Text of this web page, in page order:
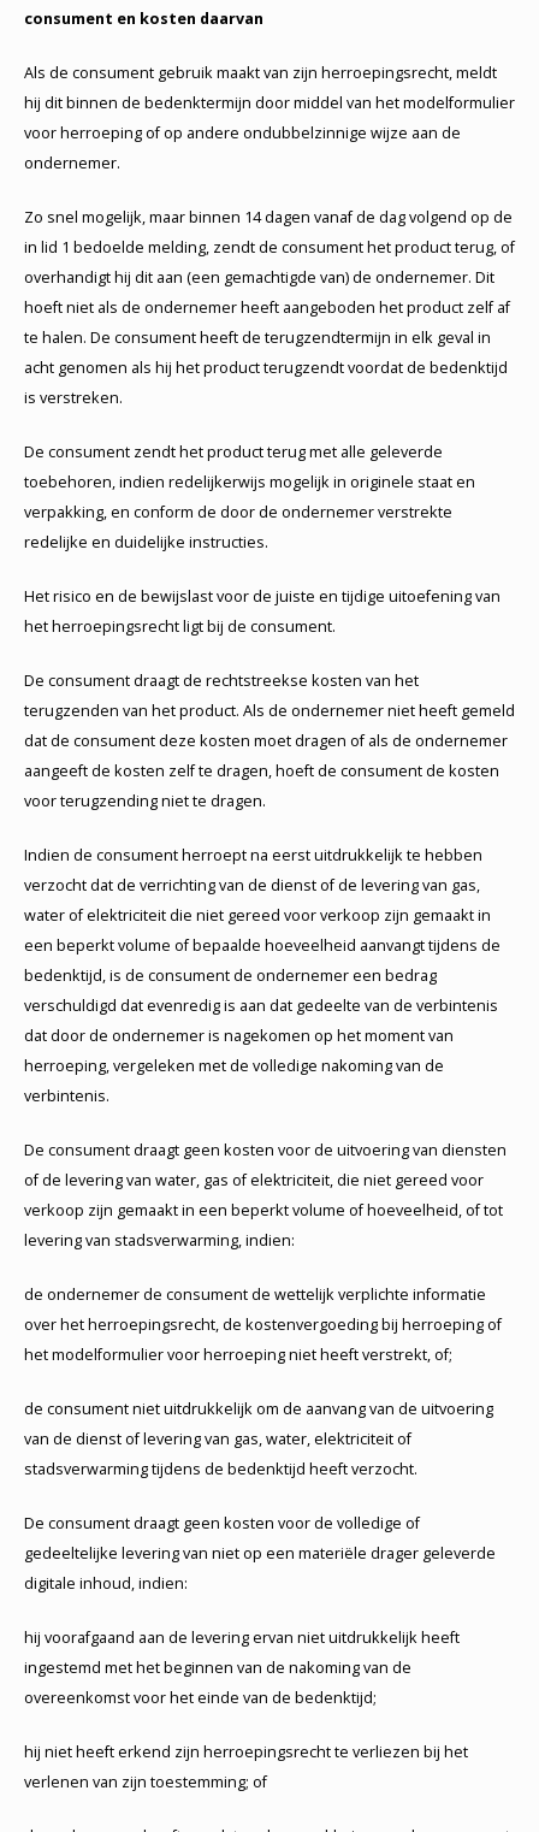
consument en kosten daarvan
Als de consument gebruik maakt van zijn herroepingsrecht, meldt
hij dit binnen de bedenktermijn door middel van het modelformulier
voor herroeping of op andere ondubbelzinnige wijze aan de
ondernemer.
Zo snel mogelijk, maar binnen 14 dagen vanaf de dag volgend op de
in lid 1 bedoelde melding, zendt de consument het product terug, of
overhandigt hij dit aan (een gemachtigde van) de ondernemer. Dit
hoeft niet als de ondernemer heeft aangeboden het product zelf af
te halen. De consument heeft de terugzendtermijn in elk geval in
acht genomen als hij het product terugzendt voordat de bedenktijd
is verstreken.
De consument zendt het product terug met alle geleverde
toebehoren, indien redelijkerwijs mogelijk in originele staat en
verpakking, en conform de door de ondernemer verstrekte
redelijke en duidelijke instructies.
Het risico en de bewijslast voor de juiste en tijdige uitoefening van
het herroepingsrecht ligt bij de consument.
De consument draagt de rechtstreekse kosten van het
terugzenden van het product. Als de ondernemer niet heeft gemeld
dat de consument deze kosten moet dragen of als de ondernemer
aangeeft de kosten zelf te dragen, hoeft de consument de kosten
voor terugzending niet te dragen.
Indien de consument herroept na eerst uitdrukkelijk te hebben
verzocht dat de verrichting van de dienst of de levering van gas,
water of elektriciteit die niet gereed voor verkoop zijn gemaakt in
een beperkt volume of bepaalde hoeveelheid aanvangt tijdens de
bedenktijd, is de consument de ondernemer een bedrag
verschuldigd dat evenredig is aan dat gedeelte van de verbintenis
dat door de ondernemer is nagekomen op het moment van
herroeping, vergeleken met de volledige nakoming van de
verbintenis.
De consument draagt geen kosten voor de uitvoering van diensten
of de levering van water, gas of elektriciteit, die niet gereed voor
verkoop zijn gemaakt in een beperkt volume of hoeveelheid, of tot
levering van stadsverwarming, indien:
de ondernemer de consument de wettelijk verplichte informatie
over het herroepingsrecht, de kostenvergoeding bij herroeping of
het modelformulier voor herroeping niet heeft verstrekt, of;
de consument niet uitdrukkelijk om de aanvang van de uitvoering
van de dienst of levering van gas, water, elektriciteit of
stadsverwarming tijdens de bedenktijd heeft verzocht.
De consument draagt geen kosten voor de volledige of
gedeeltelijke levering van niet op een materiële drager geleverde
digitale inhoud, indien:
hij voorafgaand aan de levering ervan niet uitdrukkelijk heeft
ingestemd met het beginnen van de nakoming van de
overeenkomst voor het einde van de bedenktijd;
hij niet heeft erkend zijn herroepingsrecht te verliezen bij het
verlenen van zijn toestemming; of